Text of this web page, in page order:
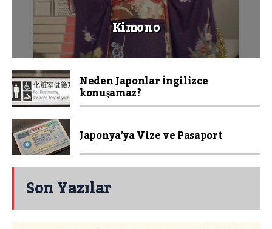
Kimono
Neden Japonlar İngilizce
konuşamaz?
Japonya’ya Vize ve Pasaport
Son Yazılar